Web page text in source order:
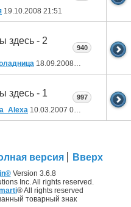
19.10.2008 21:51
здесь - 2
18.09.2008 17:20
940
здесь - 1
10.03.2007 09:11
997
версия Вверх
Version 3.6.8
Inc. All rights reserved.
® All rights reserved
товарный знак